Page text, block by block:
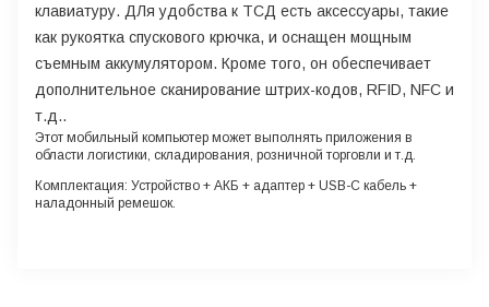
клавиатуру. ДЛя удобства к ТСД есть аксессуары, такие
как рукоятка спускового крючка, и оснащен мощным
съемным аккумулятором. Кроме того, он обеспечивает
дополнительное сканирование штрих-кодов, RFID, NFC и
т.д..
Этот мобильный компьютер может выполнять приложения в
области логистики, складирования, розничной торговли и т.д.
Комплектация: Устройство + АКБ + адаптер + USB-С кабель +
наладонный ремешок.